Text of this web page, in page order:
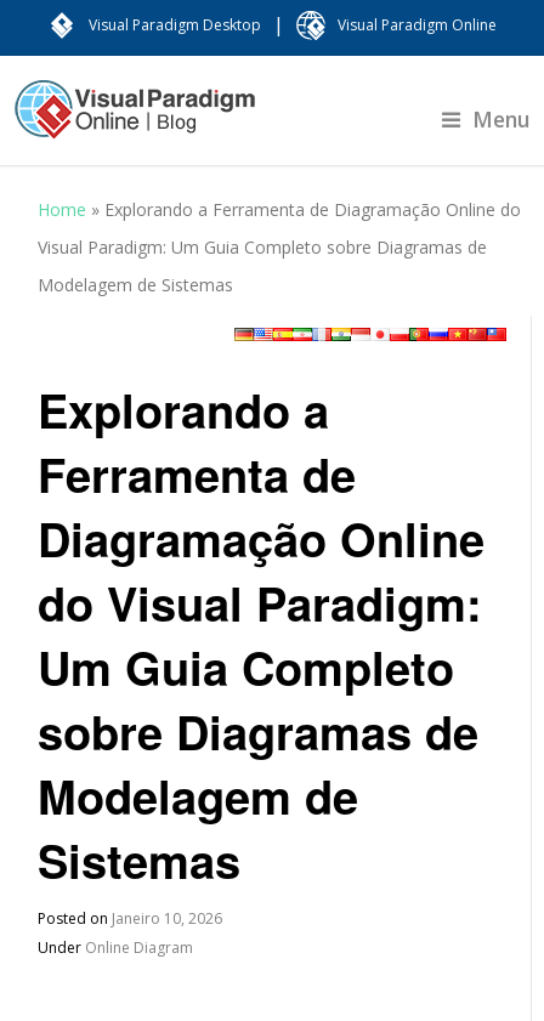
Visual Paradigm Desktop | Visual Paradigm Online
Menu
Home » Explorando a Ferramenta de Diagramação Online do
Visual Paradigm: Um Guia Completo sobre Diagramas de
Modelagem de Sistemas
Explorando a
Ferramenta de
Diagramação Online
do Visual Paradigm:
Um Guia Completo
sobre Diagramas de
Modelagem de
Sistemas
Posted on Janeiro 10, 2026
Under Online Diagram